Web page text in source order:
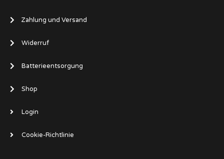
Zahlung und Versand
Widerruf
Batterieentsorgung
Shop
Login
Cookie-Richtlinie